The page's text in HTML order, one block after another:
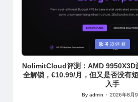
Posted
in
服务器评测
NolimitCloud评测：AMD 9950X3D
全解锁，€10.99/月，但又是否没有
入手
Posted
Byadmin 2026年8月9